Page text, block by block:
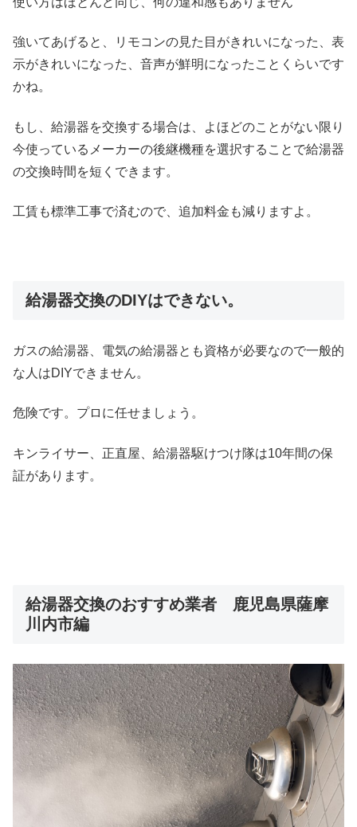
強いてあげると、リモコンの見た目がきれいになった、表
示がきれいになった、音声が鮮明になったことくらいです
かね。
もし、給湯器を交換する場合は、よほどのことがない限り
今使っているメーカーの後継機種を選択することで給湯器
の交換時間を短くできます。
工賃も標準工事で済むので、追加料金も減りますよ。
給湯器交換のDIYはできない。
ガスの給湯器、電気の給湯器とも資格が必要なので一般的
な人はDIYできません。
危険です。プロに任せましょう。
キンライサー、正直屋、給湯器駆けつけ隊は10年間の保
証があります。
給湯器交換のおすすめ業者 鹿児島県薩摩
川内市編